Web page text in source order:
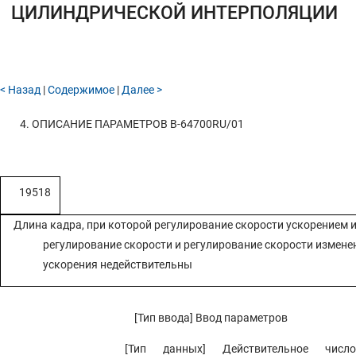
ЦИЛИНДРИЧЕСКОЙ ИНТЕРПОЛЯЦИИ
< Назад |Содержимое | Далее >
4. ОПИСАНИЕ ПАРАМЕТРОВ B-64700RU/01
19518
Длина кадра, при которой регулирование скорости ускорением
регулирование скорости и регулирование скорости
ускорения недействительны
[Тип ввода] Ввод параметров
[Тип данных] Действительное число